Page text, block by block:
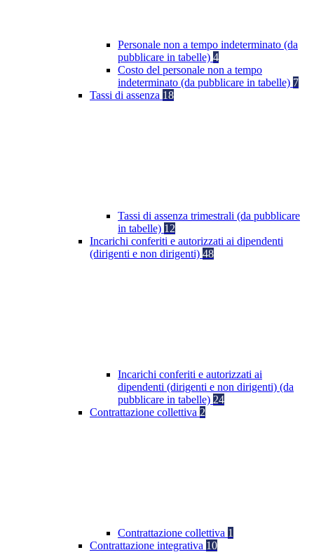
Personale non a tempo indeterminato (da
pubblicare in tabelle) 4
Costo del personale non a tempo
indeterminato (da pubblicare in tabelle) 7
Tassi di assenza 18
Tassi di assenza trimestrali (da pubblicare
in tabelle) 12
Incarichi conferiti e autorizzati ai dipendenti
(dirigenti e non dirigenti) 48
Incarichi conferiti e autorizzati ai
dipendenti (dirigenti e non dirigenti) (da
pubblicare in tabelle) 24
Contrattazione collettiva 2
Contrattazione collettiva 1
Contrattazione integrativa 10